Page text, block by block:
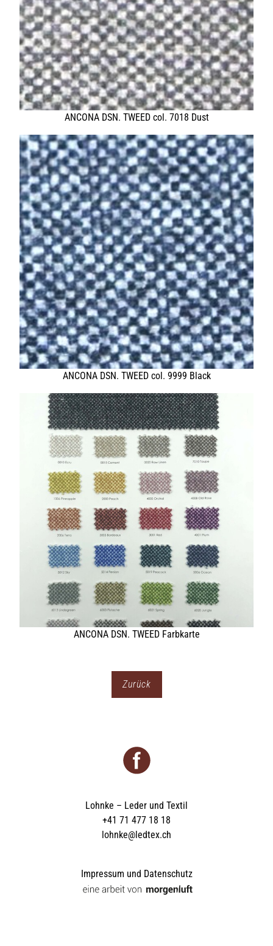
Zurück
Lohnke – Leder und Textil
+41 71 477 18 18
lohnke@ledtex.ch
Impressum und Datenschutz